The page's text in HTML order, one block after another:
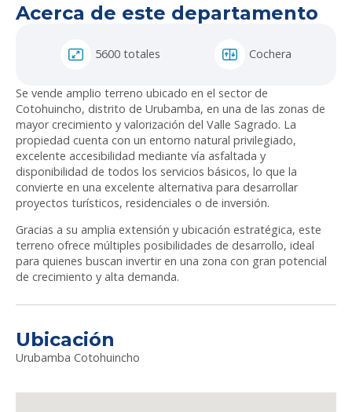
Acerca de este departamento
5600 totales Cochera
Se vende amplio terreno ubicado en el sector de
Cotohuincho, distrito de Urubamba, en una de las zonas de
mayor crecimiento y valorización del Valle Sagrado. La
propiedad cuenta con un entorno natural privilegiado,
excelente accesibilidad mediante vía asfaltada y
disponibilidad de todos los servicios básicos, lo que la
convierte en una excelente alternativa para desarrollar
proyectos turísticos, residenciales o de inversión.
Gracias a su amplia extensión y ubicación estratégica, este
terreno ofrece múltiples posibilidades de desarrollo, ideal
para quienes buscan invertir en una zona con gran potencial
de crecimiento y alta demanda.
Ubicación
Urubamba Cotohuincho